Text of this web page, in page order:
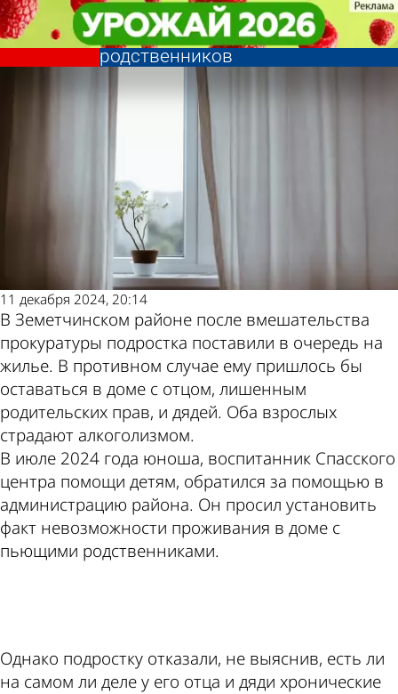
Земетчинскому подростку дали
шанс уехать от пьющих
родственников
Общество
11 декабря 2024, 20:14
В Земетчинском районе после вмешательства
прокуратуры подростка поставили в очередь на
жилье. В противном случае ему пришлось бы
оставаться в доме с отцом, лишенным
родительских прав, и дядей. Оба взрослых
страдают алкоголизмом.
В июле 2024 года юноша, воспитанник Спасского
центра помощи детям, обратился за помощью в
администрацию района. Он просил установить
факт невозможности проживания в доме с
пьющими родственниками.
Однако подростку отказали, не выяснив, есть ли
на самом ли деле у его отца и дяди хронические
Земетчинскому подростку дали
шанс уехать от пьющих
родственников
Общество
Другие новости по
теме
Погода и курсы
валют в Пензе